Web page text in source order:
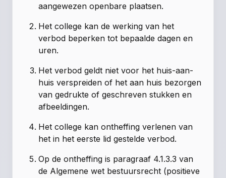
aangewezen openbare plaatsen.
Het college kan de werking van het
verbod beperken tot bepaalde dagen en
uren.
Het verbod geldt niet voor het huis-aan-
huis verspreiden of het aan huis bezorgen
van gedrukte of geschreven stukken en
afbeeldingen.
Het college kan ontheffing verlenen van
het in het eerste lid gestelde verbod.
Op de ontheffing is paragraaf 4.1.3.3 van
de Algemene wet bestuursrecht (positieve